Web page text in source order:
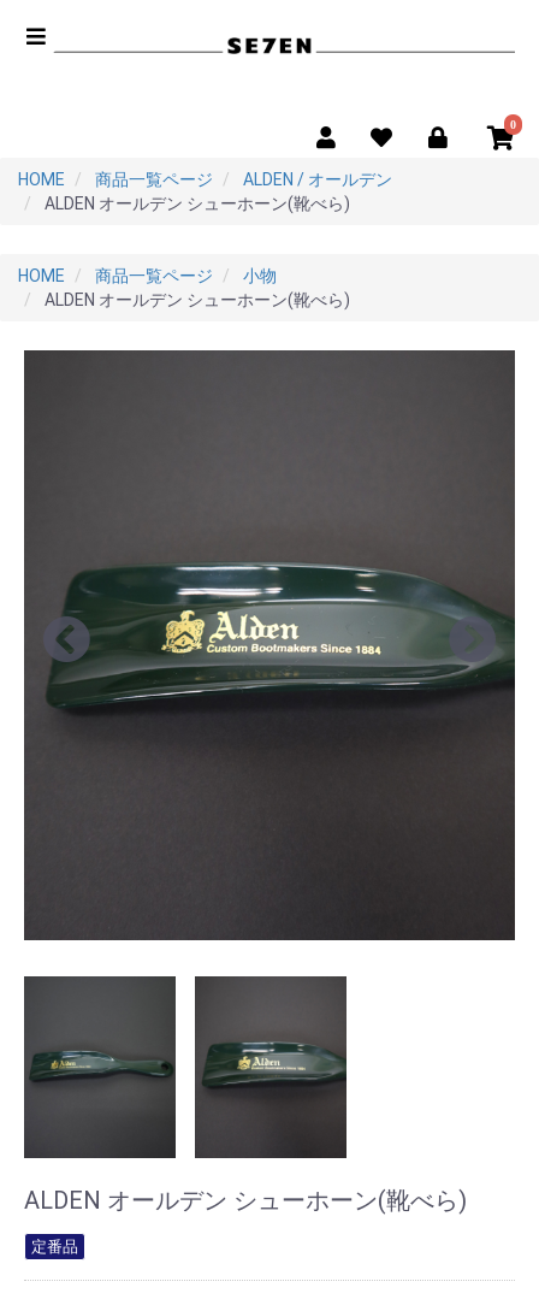
0
HOME 商品一覧ページ
ALDEN / オールデン
ALDEN オールデン シューホーン(靴べら)
HOME 商品一覧ページ
小物
ALDEN オールデン シューホーン(靴べら)
ALDEN オールデン シューホーン(靴べら)
定番品